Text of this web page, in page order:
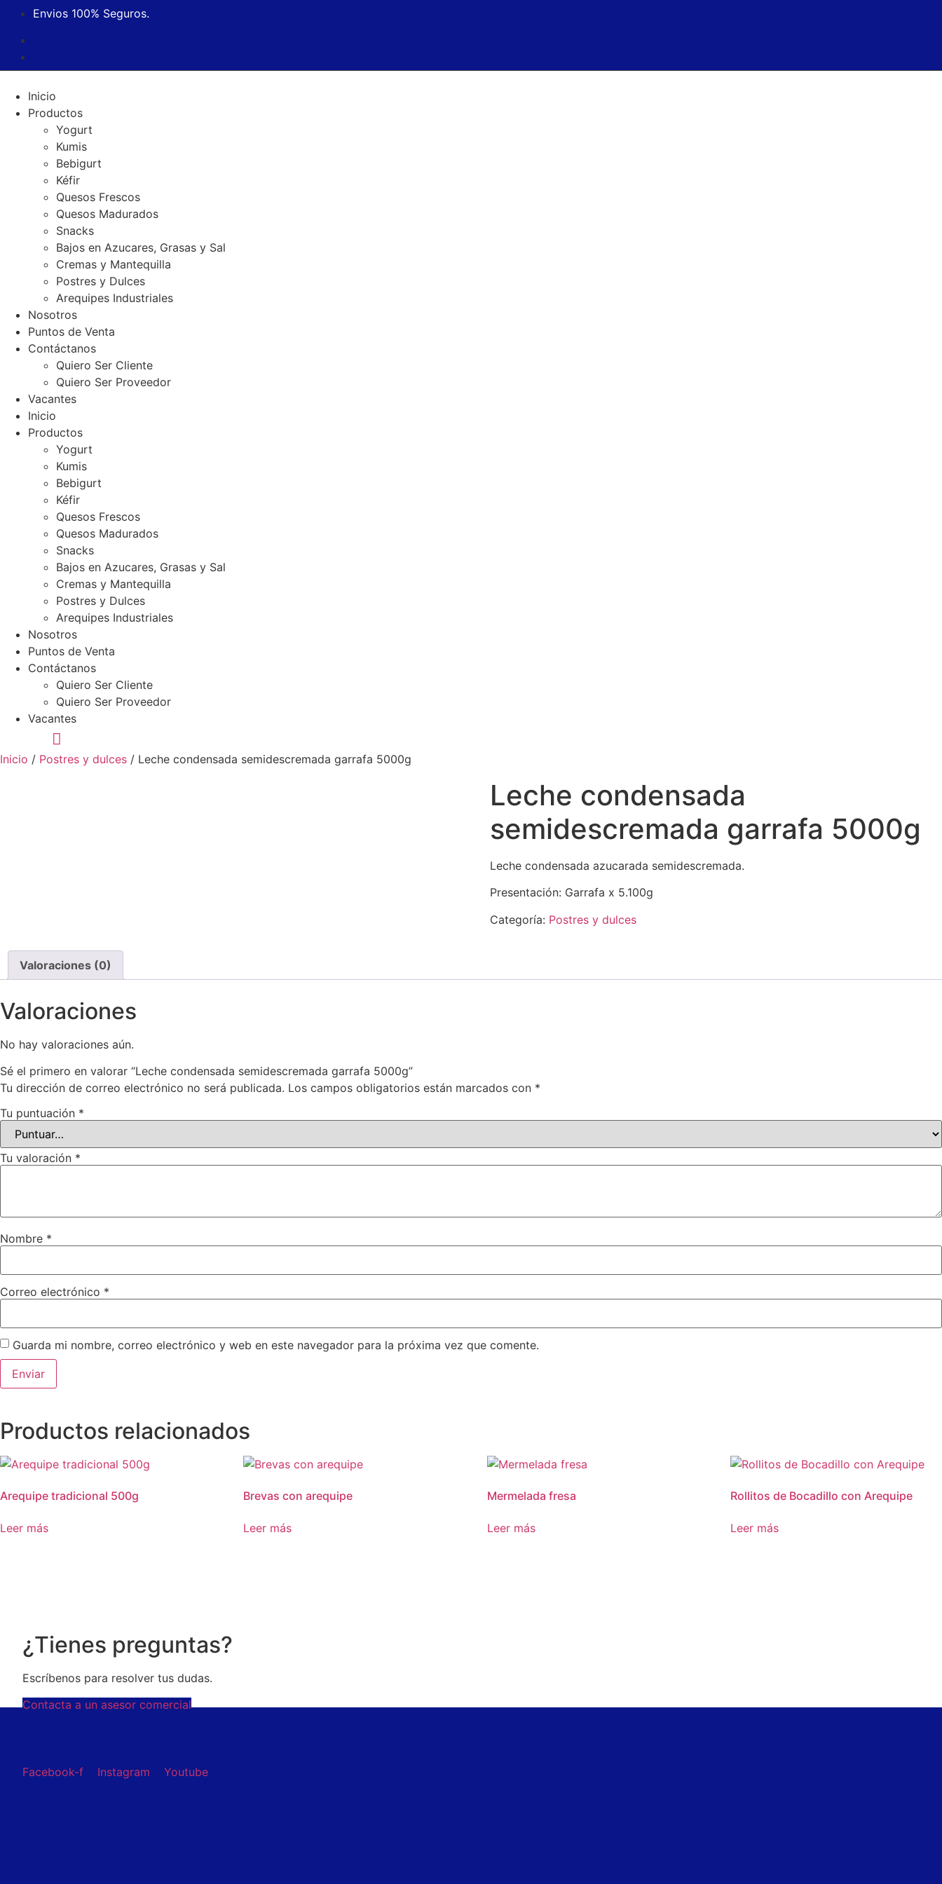
contenido
Envios 100% Seguros.
Inicio
Productos
Yogurt
Kumis
Bebigurt
Kéfir
Quesos Frescos
Quesos Madurados
Snacks
Bajos en Azucares, Grasas y Sal
Cremas y Mantequilla
Postres y Dulces
Arequipes Industriales
Nosotros
Puntos de Venta
Contáctanos
Quiero Ser Cliente
Quiero Ser Proveedor
Vacantes
Inicio
Productos
Yogurt
Kumis
Bebigurt
Kéfir
Quesos Frescos
Quesos Madurados
Snacks
Bajos en Azucares, Grasas y Sal
Cremas y Mantequilla
Postres y Dulces
Arequipes Industriales
Nosotros
Puntos de Venta
Contáctanos
Quiero Ser Cliente
Quiero Ser Proveedor
Vacantes
Inicio / Postres y dulces / Leche condensada semidescremada garrafa 5000g
Leche condensada
semidescremada garrafa 5000g
Leche condensada azucarada semidescremada.
Presentación: Garrafa x 5.100g
Categoría: Postres y dulces
Valoraciones (0)
Valoraciones
No hay valoraciones aún.
Sé el primero en valorar “Leche condensada semidescremada garrafa 5000g”
Tu dirección de correo electrónico no será publicada. Los campos obligatorios están marcados con *
Tu puntuación *
Tu valoración *
Nombre *
Correo electrónico *
Guarda mi nombre, correo electrónico y web en este navegador para la próxima vez que comente.
Productos relacionados
Arequipe tradicional 500g
Leer más
Brevas con arequipe
Leer más
Mermelada fresa
Leer más
Rollitos de Bocadillo con Arequipe
Leer más
¿Tienes preguntas?
Escríbenos para resolver tus dudas.
Contacta a un asesor comercial
Facebook-f Instagram Youtube